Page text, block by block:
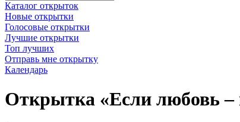
Каталог открыток
Новые открытки
Голосовые открытки
Лучшие открытки
Топ лучших
Отправь мне открытку
Календарь
Открытка «Если любовь –